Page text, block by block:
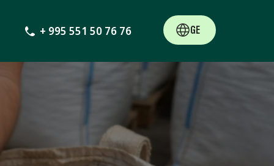
GE
+ 995 551 50 76 76